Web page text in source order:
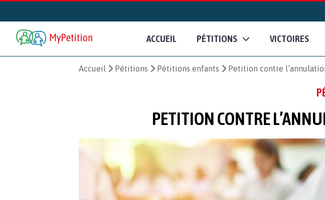
ACCUEIL PÉTITIONS VICTOIRES
Accueil Pétitions Pétitions enfants Petition contre
PETITION CONTRE